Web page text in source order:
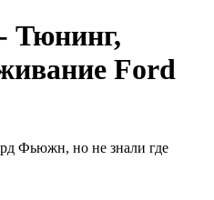
Тюнинг,
Ford
Фьюжн, но не знали где